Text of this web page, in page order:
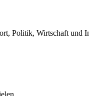
Politik, Wirtschaft und